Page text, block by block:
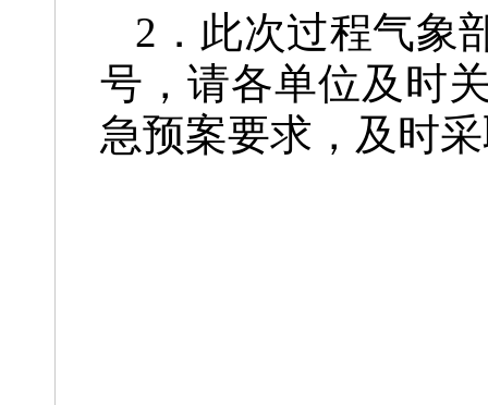
2．此次过程气象
号，请各单位及时
急预案要求，及时